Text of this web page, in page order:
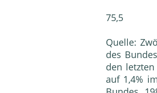
75,5
Quelle:
des
den letzten
auf 1,4%